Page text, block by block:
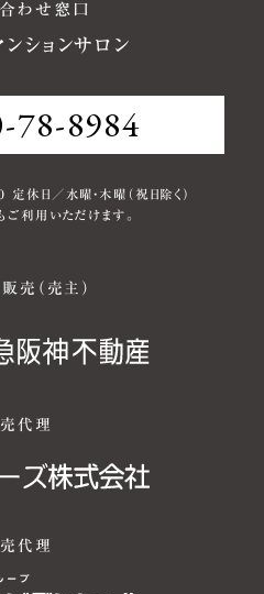
わせ窓口
ションサロン
78-8984
日／水曜・木曜（祝日除く）
利用いただけます。
売（売主）
代理
代理